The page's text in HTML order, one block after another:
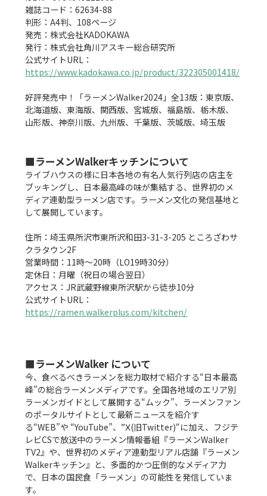
雑誌コード：62634-88
判形：A4判、108ページ
発売：株式会社KADOKAWA
発行：株式会社角川アスキー総合研究所
公式サイトURL：
https://www.kadokawa.co.jp/product/322305001418/
好評発売中！「ラーメンWalker2024」全13版：東京版、
北海道版、東海版、関西版、宮城版、福島版、栃木版、
山形版、神奈川版、九州版、千葉版、茨城版、埼玉版
■ラーメンWalkerキッチンについて
ライブハウスの様に日本各地の有名人気行列店の店主を
ブッキングし、日本最高峰の味が集結する、世界初のメ
ディア連動型ラーメン店です。ラーメン文化の発信基地と
して展開しています。
住所：埼玉県所沢市東所沢和田3-31-3-205 ところざわサ
クラタウン2F
営業時間：11時〜20時（LO19時30分）
定休日：月曜（祝日の場合翌日）
アクセス：JR武蔵野線東所沢駅から徒歩10分
公式サイトURL：
https://ramen.walkerplus.com/kitchen/
■ラーメンWalker について
今、食べるべきラーメンを総力取材で紹介する“日本最高
峰”の総合ラーメンメディアです。全国各地域のエリア別
ラーメンガイドとして展開する“ムック”、ラーメンファン
のポータルサイトとして最新ニュースを紹介す
る“WEB”や “YouTube”、”Ⅹ(旧Twitter)“に加え、フジテ
レビCSで放送中のラーメン情報番組『ラーメンWalker
TV2』や、世界初のメディア連動型リアル店舗『ラーメン
Walkerキッチン』と、多面的かつ圧倒的なメディア力
で、日本の国民食「ラーメン」の可能性を発信していま
す。